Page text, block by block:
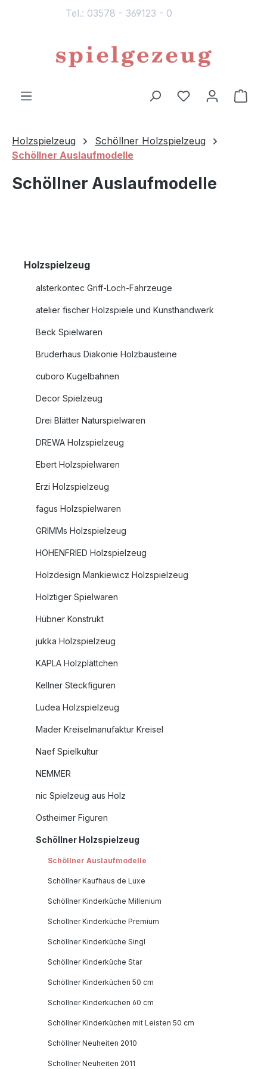
Tel.: 03578 - 369123 - 0
Du hast 0
Holzspielzeug
Schöllner Holzspielzeug
Schöllner Auslaufmodelle
Schöllner Auslaufmodelle
Holzspielzeug
alsterkontec Griff-Loch-Fahrzeuge
atelier fischer Holzspiele und Kunsthandwerk
Beck Spielwaren
Bruderhaus Diakonie Holzbausteine
cuboro Kugelbahnen
Decor Spielzeug
Drei Blätter Naturspielwaren
DREWA Holzspielzeug
Ebert Holzspielwaren
Erzi Holzspielzeug
fagus Holzspielwaren
GRIMMs Holzspielzeug
HOHENFRIED Holzspielzeug
Holzdesign Mankiewicz Holzspielzeug
Holztiger Spielwaren
Hübner Konstrukt
jukka Holzspielzeug
KAPLA Holzplättchen
Kellner Steckfiguren
Ludea Holzspielzeug
Mader Kreiselmanufaktur Kreisel
Naef Spielkultur
NEMMER
nic Spielzeug aus Holz
Ostheimer Figuren
Schöllner Holzspielzeug
Schöllner Auslaufmodelle
Schöllner Kaufhaus de Luxe
Schöllner Kinderküche Millenium
Schöllner Kinderküche Premium
Schöllner Kinderküche Singl
Schöllner Kinderküche Star
Schöllner Kinderküchen 50 cm
Schöllner Kinderküchen 60 cm
Schöllner Kinderküchen mit Leisten 50 cm
Schöllner Neuheiten 2010
Schöllner Neuheiten 2011